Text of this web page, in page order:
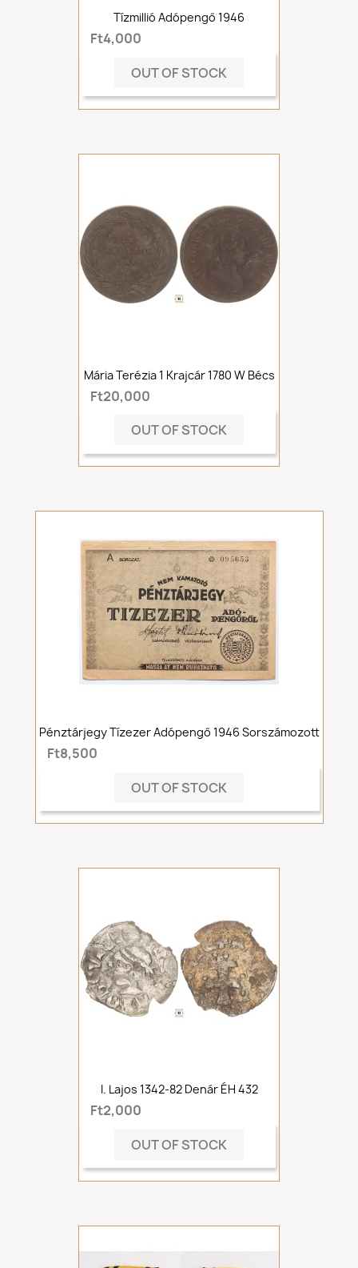
Tízmillió Adópengő 1946
Ft4,000
OUT OF STOCK
Mária Terézia 1 Krajcár 1780 W Bécs
Ft20,000
OUT OF STOCK
Pénztárjegy Tízezer Adópengő 1946 Sorszámozott
Ft8,500
OUT OF STOCK
I. Lajos 1342-82 Denár ÉH 432
Ft2,000
OUT OF STOCK